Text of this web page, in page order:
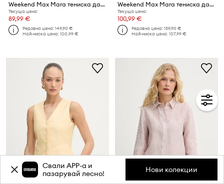
Weekend Max Mara тениска дамска с лен PELOTA
Текуща цена:
89,99 €
Редовна цена:149,90 €
Най-ниска цена:100,99 €
Weekend Max Mara тениска дамска памучна TARGA
Текуща цена:
100,99 €
Редовна цена:159,90 €
Най-ниска цена:107,99 €
Свали APP-a и
пазарувай лесно!
Нови колекции